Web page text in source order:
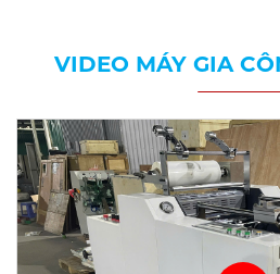
VIDEO MÁY GIA